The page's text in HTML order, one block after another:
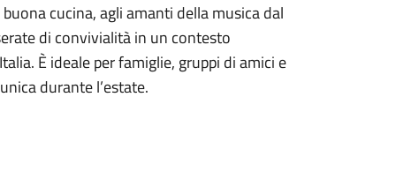
cucina, agli amanti della musica dal
di convivialità in un contesto
È ideale per famiglie, gruppi di amici e
durante l’estate.